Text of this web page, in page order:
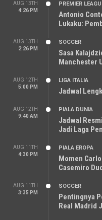
AUG 13TH
4:26 PM
PREMIER
Antonio
Lukaku:
AUG 13TH
2:26 PM
SOCCER
Sasa
Manchester
AUG 12TH
5:00 PM
LIGA ITALIA
Jadwal
AUG 12TH
9:40 AM
PIALA DUNIA
Jadwal
Jadi Laga
AUG 11TH
4:30 PM
PIALA EROPA
Momen
Casemiro
AUG 11TH
3:35 PM
SOCCER
Pentingnya
Real Madrid